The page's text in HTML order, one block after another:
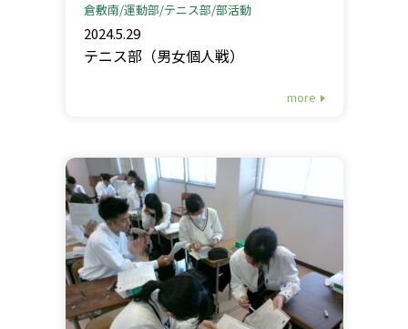
倉敷南 運動部 テニス部 部活動
2024.5.29
テニス部（男女個人戦）
more